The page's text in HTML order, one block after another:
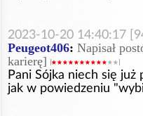
2023-10-20 14:40:17
Peugeot406: Napisał
karierę]
Pani Sójka niech się
jak w powiedzeniu